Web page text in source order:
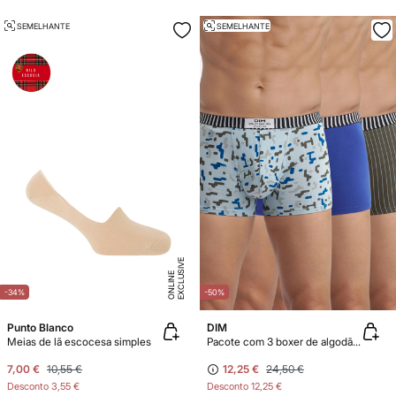
-34% E
X
C
L
U
SI
V
E
O
N
LI
N
E
SEMELHANTE
Punto Blanco
Meias de lã escocesa simples
7,00 € 10,55 €
Desconto 3,55 €
-50%
SEMELHANTE
DIM
Pacote com 3 boxer de algodão elástico estampado
12,25 € 24,50 €
Desconto 12,25 €